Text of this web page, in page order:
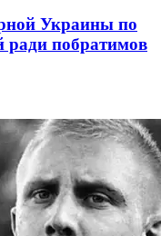
Украины по
ради побратимов